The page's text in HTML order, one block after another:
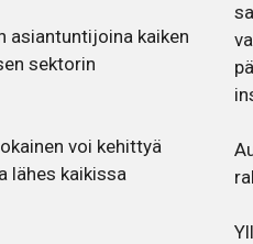
asiantuntijoina kaiken
sektorin
voi kehittyä
lähes kaikissa